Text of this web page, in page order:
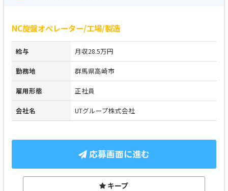
NC旋盤オペレーター/工場/製造
給与 月収28.5万円
勤務地 群馬県高崎市
雇用形態 正社員
会社名 UTグループ株式会社
応募画面に進む
キープ